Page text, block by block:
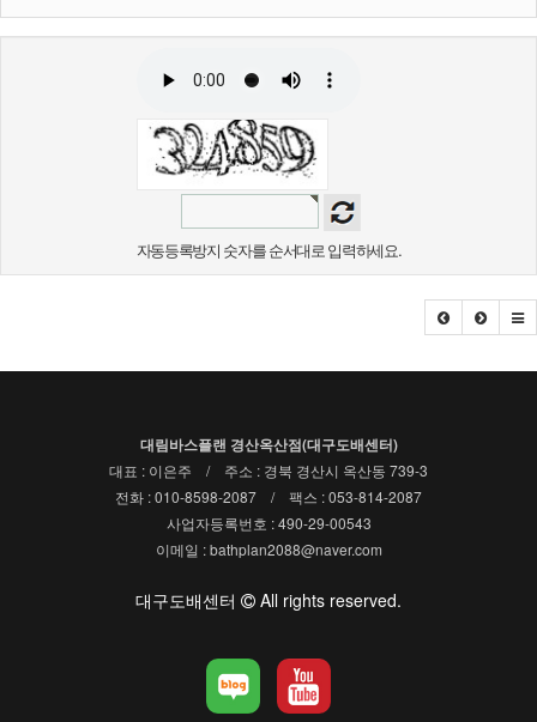
자동등록방지 숫자를 순서대로 입력하세요.
대림바스플랜 경산옥산점(대구도배센터)
대표 : 이은주 / 주소 : 경북 경산시 옥산동 739-3
전화 : 010-8598-2087 / 팩스 : 053-814-2087
사업자등록번호 : 490-29-00543
이메일 : bathplan2088@naver.com
대구도배센터 All rights reserved.